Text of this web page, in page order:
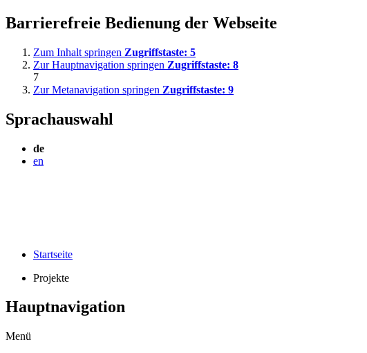
Barrierefreie Bedienung der Webseite
Zum Inhalt springen Zugriffstaste: 5
Zur Hauptnavigation springen Zugriffstaste: 8
7
Zur Metanavigation springen Zugriffstaste: 9
Sprachauswahl
de
en
Startseite
Projekte
Hauptnavigation
Menü